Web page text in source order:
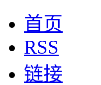
首页
RSS
链接